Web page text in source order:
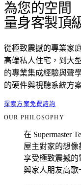
為您的空間
量身客製頂
從極致震撼的專業家
高端私人住宅，到大
的專業集成經驗與聲
的硬件與視聽系統方
探索方案免費諮詢
OUR PHILOSOPHY
在 Supermaster
屋主對家的想
享受極致震撼
與家人朋友高歌